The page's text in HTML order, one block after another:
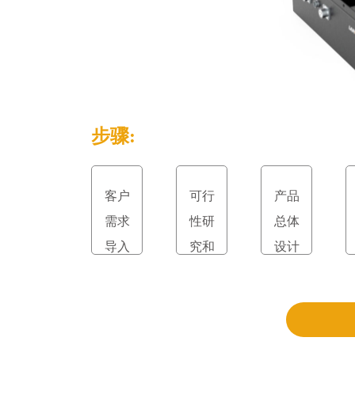
步骤:
客户
需求
导入
可行
性研
究和
产品
总体
设计